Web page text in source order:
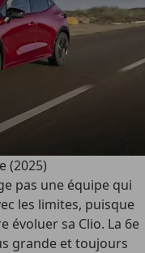
(2025)
pas une équipe qui
les limites, puisque
évoluer sa Clio. La 6e
grande et toujours